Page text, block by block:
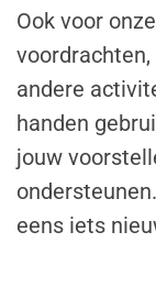
Ook voor
andere
handen
jouw
eens iets